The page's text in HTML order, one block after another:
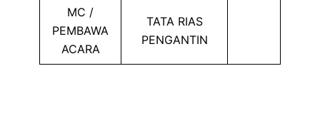
MC /
PEMBAWA
ACARA
TATA RIAS
PENGANTIN